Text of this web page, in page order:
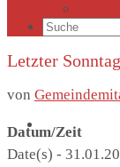
Kirche
Suche
Letzter
von
Datum/Zeit
Date(s) -